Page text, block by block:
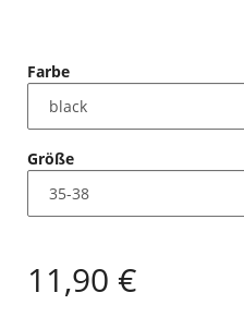
Farbe
Größe
11,90 €